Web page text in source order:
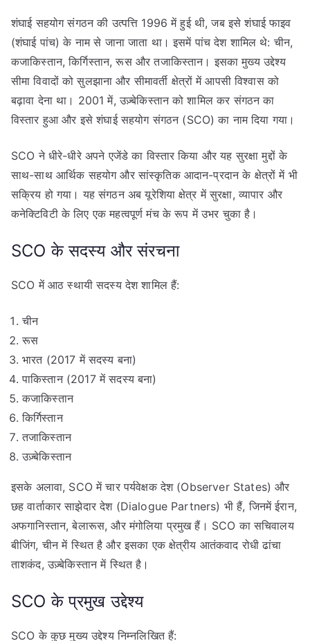
शंघाई सहयोग संगठन की उत्पत्ति 1996 में हुई थी, जब इसे शंघाई फाइव
(शंघाई पांच) के नाम से जाना जाता था। इसमें पांच देश शामिल थे: चीन,
कजाकिस्तान, किर्गिस्तान, रूस और तजाकिस्तान। इसका मुख्य उद्देश्य
सीमा विवादों को सुलझाना और सीमावर्ती क्षेत्रों में आपसी विश्वास को
बढ़ावा देना था। 2001 में, उज़्बेकिस्तान को शामिल कर संगठन का
विस्तार हुआ और इसे शंघाई सहयोग संगठन (SCO) का नाम दिया गया।
SCO ने धीरे-धीरे अपने एजेंडे का विस्तार किया और यह सुरक्षा मुद्दों के
साथ-साथ आर्थिक सहयोग और सांस्कृतिक आदान-प्रदान के क्षेत्रों में भी
सक्रिय हो गया। यह संगठन अब यूरेशिया क्षेत्र में सुरक्षा, व्यापार और
कनेक्टिविटी के लिए एक महत्वपूर्ण मंच के रूप में उभर चुका है।
SCO के सदस्य और संरचना
SCO में आठ स्थायी सदस्य देश शामिल हैं:
चीन
रूस
भारत (2017 में सदस्य बना)
पाकिस्तान (2017 में सदस्य बना)
कजाकिस्तान
किर्गिस्तान
तजाकिस्तान
उज़्बेकिस्तान
इसके अलावा, SCO में चार पर्यवेक्षक देश (Observer States) और
छह वार्ताकार साझेदार देश (Dialogue Partners) भी हैं, जिनमें ईरान,
अफगानिस्तान, बेलारूस, और मंगोलिया प्रमुख हैं। SCO का सचिवालय
बीजिंग, चीन में स्थित है और इसका एक क्षेत्रीय आतंकवाद रोधी ढांचा
ताशकंद, उज़्बेकिस्तान में स्थित है।
SCO के प्रमुख उद्देश्य
SCO के कुछ मुख्य उद्देश्य निम्नलिखित हैं: